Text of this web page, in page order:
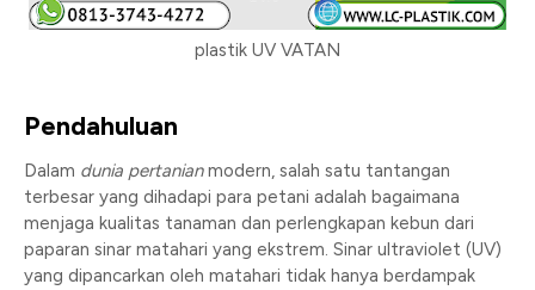
plastik UV VATAN
Pendahuluan
Dalam dunia pertanianmodern, salah satu tantangan
terbesar yang dihadapi para petani adalah bagaimana
menjaga kualitas tanaman dan perlengkapan kebun dari
paparan sinar matahari yang ekstrem. Sinar ultraviolet (UV)
yang dipancarkan oleh matahari tidak hanya berdampak